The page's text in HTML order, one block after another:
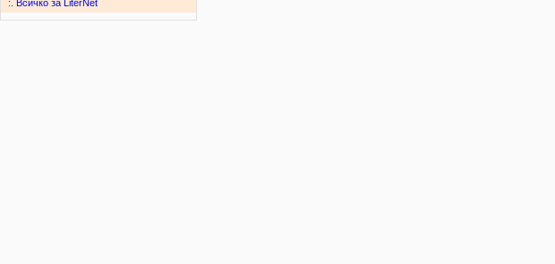
:. Всичко за LiterNet